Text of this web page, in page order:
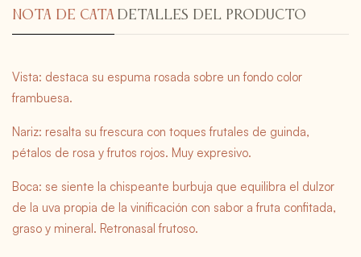
NOTA DE CATA DETALLES DEL PRODUCTO
Vista: destaca su espuma rosada sobre un fondo color
frambuesa.
Nariz: resalta su frescura con toques frutales de guinda,
pétalos de rosa y frutos rojos. Muy expresivo.
Boca: se siente la chispeante burbuja que equilibra el dulzor
de la uva propia de la vinificación con sabor a fruta confitada,
graso y mineral. Retronasal frutoso.